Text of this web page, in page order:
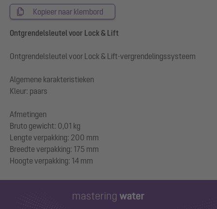
Kopieer naar klembord
Ontgrendelsleutel voor Lock & Lift
Ontgrendelsleutel voor Lock & Lift-vergrendelingssysteem
Algemene karakteristieken
Kleur: paars
Afmetingen
Bruto gewicht: 0,01 kg
Lengte verpakking: 200 mm
Breedte verpakking: 175 mm